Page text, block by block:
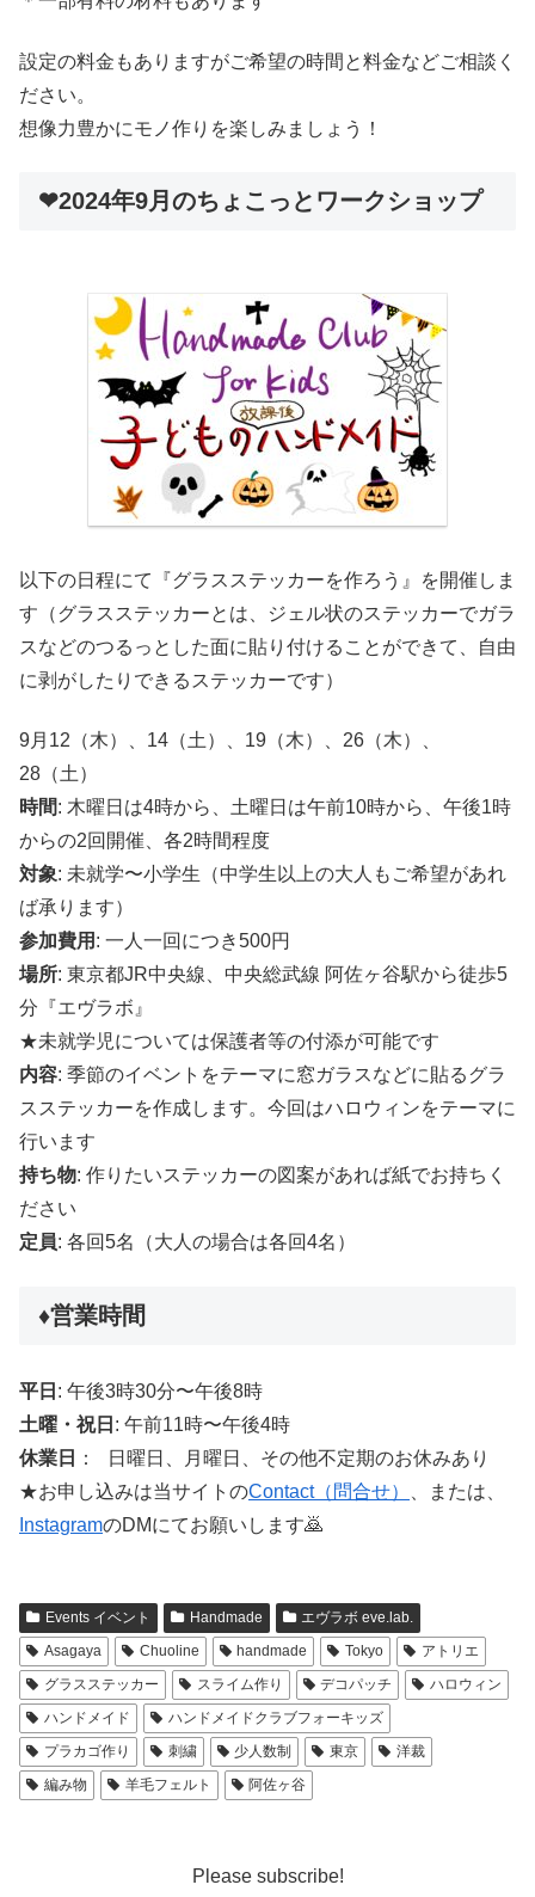
設定の料金もありますがご希望の時間と料金などご相談く
ださい。
想像力豊かにモノ作りを楽しみましょう！
❤︎2024年9月のちょこっとワークショップ
以下の日程にて『グラスステッカーを作ろう』を開催しま
す（グラスステッカーとは、ジェル状のステッカーでガラ
スなどのつるっとした面に貼り付けることができて、自由
に剥がしたりできるステッカーです）
9月12（木）、14（土）、19（木）、26（木）、
28（土）
時間: 木曜日は4時から、土曜日は午前10時から、午後1時
からの2回開催、各2時間程度
対象: 未就学〜小学生（中学生以上の大人もご希望があれ
ば承ります）
参加費用 : 一人一回につき500円
場所: 東京都JR中央線、中央総武線 阿佐ヶ谷駅から徒歩5
分『エヴラボ』
★未就学児については保護者等の付添が可能です
内容: 季節のイベントをテーマに窓ガラスなどに貼るグラ
スステッカーを作成します。今回はハロウィンをテーマに
行います
持ち物: 作りたいステッカーの図案があれば紙でお持ちく
ださい
定員: 各回5名（大人の場合は各回4名）
♦︎営業時間
平日 : 午後3時30分〜午後8時
土曜・祝日 : 午前11時〜午後4時
休業日
： 日曜日、月曜日、その他不定期のお休みあり
★お申し込みは当サイトのContact（問合せ）
、または、
InstagramのDMにてお願いします🙇
Events イベント Handmade
エヴラボ eve.lab.
Asagaya
Chuoline handmade Tokyo
アトリエ
グラスステッカー
スライム作り デコパッチ
ハロウィン
ハンドメイド
ハンドメイドクラブフォーキッズ
プラカゴ作り
刺繍 少人数制 東京
洋裁
編み物
羊毛フェルト 阿佐ヶ谷
Please subscribe!